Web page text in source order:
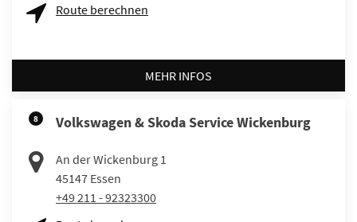
Route berechnen
MEHR INFOS
8 Volkswagen & Skoda Service Wickenburg
An der Wickenburg 1
45147 Essen
+49 211 - 92323300